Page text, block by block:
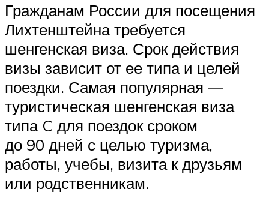
Гражданам России для посещения
Лихтенштейна требуется
шенгенская виза. Срок действия
визы зависит от ее типа и целей
поездки. Самая популярная —
туристическая шенгенская виза
типа C для поездок сроком
до 90 дней с целью туризма,
работы, учебы, визита к друзьям
или родственникам.